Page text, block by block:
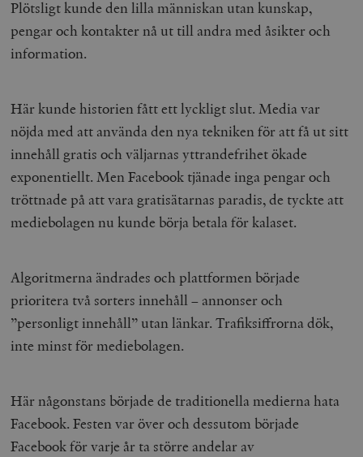
Plötsligt kunde den lilla människan utan kunskap,
pengar och kontakter nå ut till andra med åsikter och
information.
Här kunde historien fått ett lyckligt slut. Media var
nöjda med att använda den nya tekniken för att få ut sitt
innehåll gratis och väljarnas yttrandefrihet ökade
exponentiellt. Men Facebook tjänade inga pengar och
tröttnade på att vara gratisätarnas paradis, de tyckte att
mediebolagen nu kunde börja betala för kalaset.
Algoritmerna ändrades och plattformen började
prioritera två sorters innehåll – annonser och
”personligt innehåll” utan länkar. Trafiksiffrorna dök,
inte minst för mediebolagen.
Här någonstans började de traditionella medierna hata
Facebook. Festen var över och dessutom började
Facebook för varje år ta större andelar av